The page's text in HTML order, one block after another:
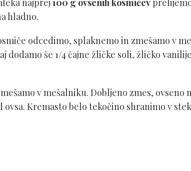
najprej 100 g ovsenih kosmičev
hladno.
odcedimo, splaknemo in zmešamo v
dodamo še 1/4 čajne žličke soli, žličko
v mešalniku. Dobljeno zmes,
ovsa. Kremasto belo tekočino shranimo v